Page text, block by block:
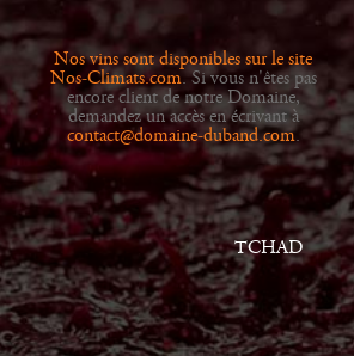
Histoire
Vins
Nos vins sont disponibles sur le site
Nos-Climats.com. Si vous n'êtes pas
encore client de notre Domaine,
demandez un accès en écrivant à
contact@domaine-duband.com.
TCHAD